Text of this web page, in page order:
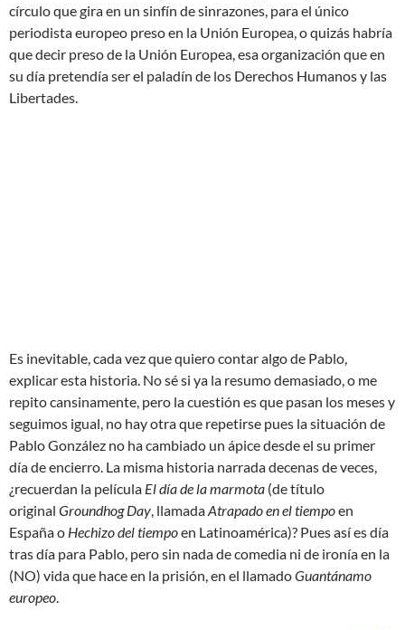
círculo que gira en un sinfín de sinrazones, para el único
periodista europeo preso en la Unión Europea, o quizás habría
que decir preso de la Unión Europea, esa organización que en
su día pretendía ser el paladín de los Derechos Humanos y las
Libertades.
Es inevitable, cada vez que quiero contar algo de Pablo,
explicar esta historia. No sé si ya la resumo demasiado, o me
repito cansinamente, pero la cuestión es que pasan los meses y
seguimos igual, no hay otra que repetirse pues la situación de
Pablo González no ha cambiado un ápice desde el su primer
día de encierro. La misma historia narrada decenas de veces,
¿recuerdan la película El día de la marmota (de título
original Groundhog Day , llamadaAtrapado en el tiempoen
España o Hechizo del tiempoen Latinoamérica)? Pues así es día
tras día para Pablo, pero sin nada de comedia ni de ironía en la
(NO) vida que hace en la prisión, en el llamadoGuantánamo
europeo